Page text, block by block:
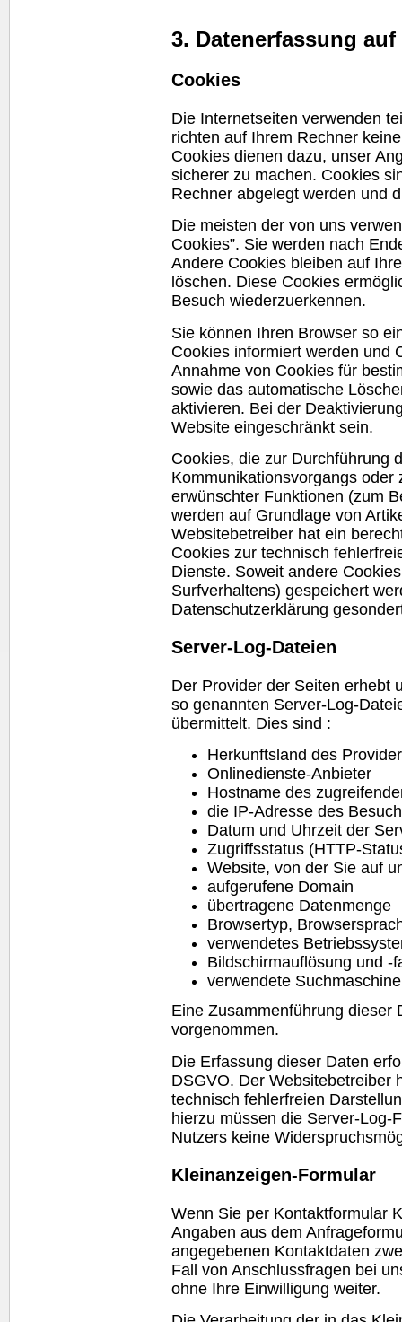
3. Datenerfassung
Cookies
Die Internetseiten verwenden
richten auf Ihrem Rechner
Cookies dienen dazu, unser
sicherer zu machen. Cookies
Rechner abgelegt werden und
Die meisten der von uns
Cookies”. Sie werden nach
Andere Cookies bleiben auf
löschen. Diese Cookies
Besuch wiederzuerkennen.
Sie können Ihren Browser so
Cookies informiert werden und
Annahme von Cookies für
sowie das automatische
aktivieren. Bei der
Website eingeschränkt sein.
Cookies, die zur Durchführung
Kommunikationsvorgangs
erwünschter Funktionen (zum
werden auf Grundlage von
Websitebetreiber hat ein
Cookies zur technisch
Dienste. Soweit andere
Surfverhaltens) gespeichert
Datenschutzerklärung
Server-Log-Dateien
Der Provider der Seiten erhebt
so genannten Server-Log-
übermittelt. Dies sind :
Herkunftsland des
Onlinedienste-Anbieter
Hostname des
die IP-Adresse des
Datum und Uhrzeit der
Zugriffsstatus (HTTP-
Website, von der Sie auf
aufgerufene Domain
übertragene Datenmenge
Browsertyp,
verwendetes
Bildschirmauflösung und -
verwendete
Eine Zusammenführung dieser
vorgenommen.
Die Erfassung dieser Daten
DSGVO. Der Websitebetreiber
technisch fehlerfreien
hierzu müssen die Server-Log-
Nutzers keine
Kleinanzeigen-Formular
Wenn Sie per Kontaktformular
Angaben aus dem
angegebenen Kontaktdaten
Fall von Anschlussfragen bei
ohne Ihre Einwilligung weiter.